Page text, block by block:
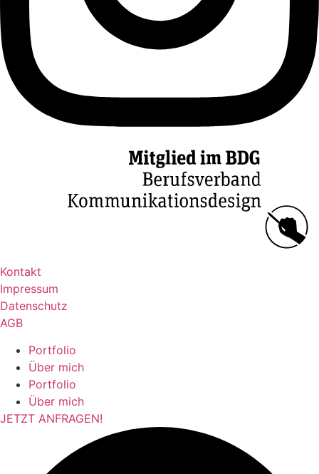
Kontakt
Impressum
Datenschutz
AGB
Portfolio
Über mich
Portfolio
Über mich
JETZT ANFRAGEN!